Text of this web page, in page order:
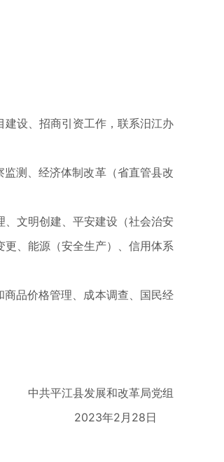
设、招商引资工作，联系汨江办
测、经济体制改革（省直管县改
文明创建、平安建设（社会治安
、能源（安全生产）、信用体系
品价格管理、成本调查、国民经
中共平江县发展和改革局党组
2023年2月28日